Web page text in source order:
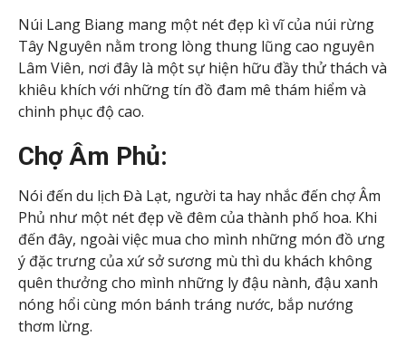
Núi Lang Biang mang một nét đẹp kì vĩ của núi rừng
Tây Nguyên nằm trong lòng thung lũng cao nguyên
Lâm Viên, nơi đây là một sự hiện hữu đầy thử thách và
khiêu khích với những tín đồ đam mê thám hiểm và
chinh phục độ cao.
Chợ Âm Phủ:
Nói đến du lịch Đà Lạt, người ta hay nhắc đến chợ Âm
Phủ như một nét đẹp về đêm của thành phố hoa. Khi
đến đây, ngoài việc mua cho mình những món đồ ưng
ý đặc trưng của xứ sở sương mù thì du khách không
quên thưởng cho mình những ly đậu nành, đậu xanh
nóng hổi cùng món bánh tráng nước, bắp nướng
thơm lừng.